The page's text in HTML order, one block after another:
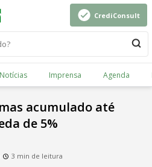
CrediConsult
Notícias Imprensa Agenda
acumulado até
de 5%
3 min de leitura